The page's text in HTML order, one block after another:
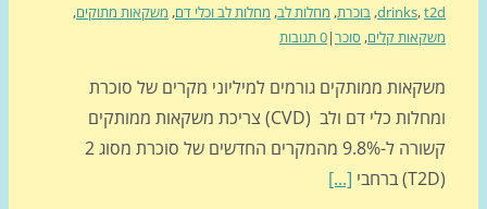
drinks
,בוכרת,מחלות לב ,מחלות לב וכלי דם,משקאות מתוקים,
קלים,סוכר|0 תגובות
ממותקים גורמים למיליוני מקרים של סוכרת
ומחלות כלי דם ולב (CVD) צריכת משקאות ממותקים
קשורה ל-9.8% מהמקרים החדשים של סוכרת מסוג 2
[...]